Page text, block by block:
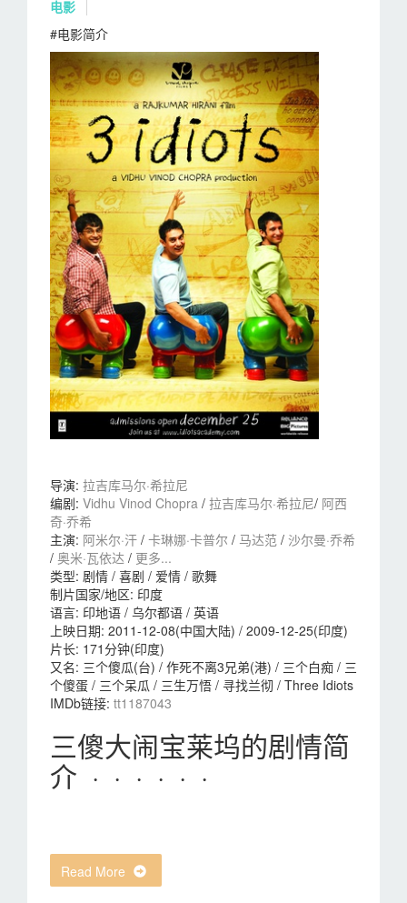
电影
#电影简介
导演: 拉吉库马尔·希拉尼
编剧: Vidhu Vinod Chopra / 拉吉库马尔·希拉尼/ 阿西
奇·乔希
主演: 阿米尔·汗 / 卡琳娜·卡普尔 / 马达范 / 沙尔曼·乔希
/ 奥米·瓦依达 / 更多...
类型: 剧情 / 喜剧 / 爱情 / 歌舞
制片国家/地区: 印度
语言: 印地语 / 乌尔都语 / 英语
上映日期: 2011-12-08(中国大陆) / 2009-12-25(印度)
片长: 171分钟(印度)
又名: 三个傻瓜(台) / 作死不离3兄弟(港) / 三个白痴 / 三
个傻蛋 / 三个呆瓜 / 三生万悟 / 寻找兰彻 / Three Idiots
IMDb链接: tt1187043
三傻大闹宝莱坞的剧情简
介 · · · · · ·
Read More